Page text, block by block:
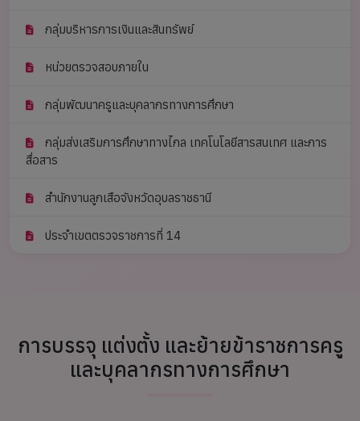
กลุ่มบริหารการเงินและสินทรัพย์
หน่วยตรวจสอบภายใน
กลุ่มพัฒนาครูและบุคลากรทางการศึกษา
กลุ่มส่งเสริมการศึกษาทางไกล เทคโนโลยีสารสนเทศ และการ
สื่อสาร
สำนักงานลูกเสือจังหวัดอุบลราชธานี
ประจำเขตตรวจราชการที่ 14
การบรรจุ แต่งตั้ง และย้ายข้าราชการครู
และบุคลากรทางการศึกษา